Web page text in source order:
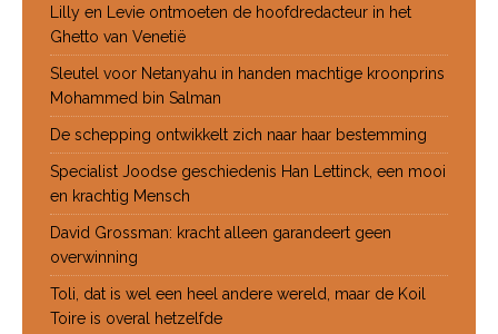
Lilly en Levie ontmoeten de hoofdredacteur in het
Ghetto van Venetië
Sleutel voor Netanyahu in handen machtige kroonprins
Mohammed bin Salman
De schepping ontwikkelt zich naar haar bestemming
Specialist Joodse geschiedenis Han Lettinck, een mooi
en krachtig Mensch
David Grossman: kracht alleen garandeert geen
overwinning
Toli, dat is wel een heel andere wereld, maar de Koil
Toire is overal hetzelfde